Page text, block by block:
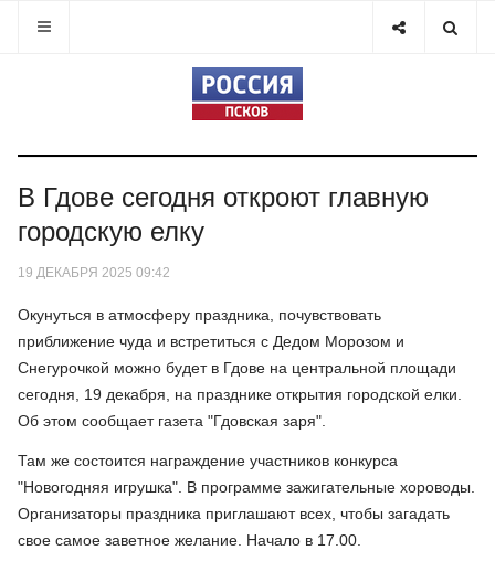
В Гдове сегодня откроют главную
городскую елку
19 ДЕКАБРЯ 2025 09:42
Окунуться в атмосферу праздника, почувствовать
приближение чуда и встретиться с Дедом Морозом и
Снегурочкой можно будет в Гдове на центральной площади
сегодня, 19 декабря, на празднике открытия городской елки.
Об этом сообщает газета "Гдовская заря".
Там же состоится награждение участников конкурса
"Новогодняя игрушка". В программе зажигательные хороводы.
Организаторы праздника приглашают всех, чтобы загадать
свое самое заветное желание. Начало в 17.00.